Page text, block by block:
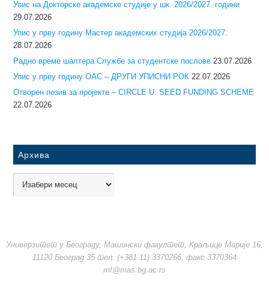
Упис на Докторске академске студије у шк. 2026/2027. години
29.07.2026
Упис у прву годину Mастер академских студија 2026/2027.
28.07.2026
Радно време шалтера Службе за студентске послове 23.07.2026
Упис у прву годину ОАС – ДРУГИ УПИСНИ РОК 22.07.2026
Отворен позив за пројекте – CIRCLE U. SEED FUNDING SCHEME
22.07.2026
Архива
Универзитет у Београду, Машински факултет, Краљице Марије 16,
11120 Београд 35 тел. (+381 11) 3370266, факс 3370364
mf@mas.bg.ac.rs